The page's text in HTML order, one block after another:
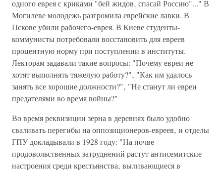
одного еврея с криками "бей жидов‚ спасай Россию"..." В
Могилеве молодежь разгромила еврейские лавки. В
Пскове убили рабочего-еврея. В Киеве студенты-
коммунисты потребовали восстановить для евреев
процентную норму при поступлении в институты.
Лекторам задавали такие вопросы: "Почему евреи не
хотят выполнять тяжелую работу?"‚ "Как им удалось
занять все хорошие должности?"‚ "Не станут ли евреи
предателями во время войны?"
Во время реквизиции зерна в деревнях было удобно
сваливать перегибы на оппозиционеров-евреев‚ и отделы
ГПУ докладывали в 1928 году: "На почве
продовольственных затруднений растут антисемитские
настроения среди крестьянства‚ выливающиеся в